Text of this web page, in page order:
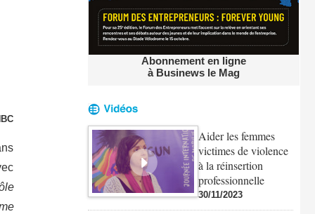
Abonnement en ligne
à Businews le Mag
Aider les femmes
victimes de violence
à la réinsertion
professionnelle
30/11/2023